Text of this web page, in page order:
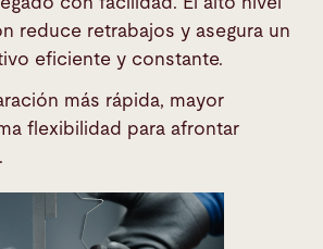
reduce retrabajos y asegura un
eficiente y constante.
más rápida, mayor
flexibilidad para afrontar